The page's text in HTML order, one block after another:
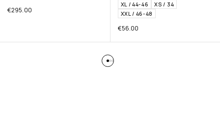
€295.00
XL / 44-46
XS / 34
XXL / 46-48
€56.00